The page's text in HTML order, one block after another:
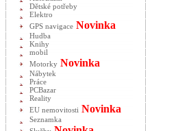
Dětské potřeby
Elektro
GPS navigace Novinka
Hudba
Knihy
mobil
Motorky Novinka
Nábytek
Práce
PCBazar
Reality
EU nemovitosti Novinka
Seznamka